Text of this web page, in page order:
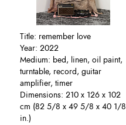
Title: remember love
Year: 2022
Medium: bed, linen, oil paint,
turntable, record, guitar
amplifier, timer
Dimensions: 210 x 126 x 102
cm (82 5/8 x 49 5/8 x 40 1/8
in.)